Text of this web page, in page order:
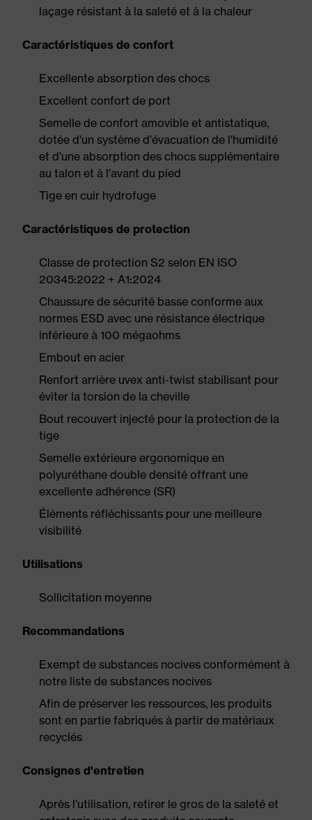
laçage résistant à la saleté et à la chaleur
Caractéristiques de confort
Excellente absorption des chocs
Excellent confort de port
Semelle de confort amovible et antistatique,
dotée d'un système d'évacuation de l'humidité
et d'une absorption des chocs supplémentaire
au talon et à l'avant du pied
Tige en cuir hydrofuge
Caractéristiques de protection
Classe de protection S2 selon EN ISO
20345:2022 + A1:2024
Chaussure de sécurité basse conforme aux
normes ESD avec une résistance électrique
inférieure à 100 mégaohms
Embout en acier
Renfort arrière uvex anti-twist stabilisant pour
éviter la torsion de la cheville
Bout recouvert injecté pour la protection de la
tige
Semelle extérieure ergonomique en
polyuréthane double densité offrant une
excellente adhérence (SR)
Éléments réfléchissants pour une meilleure
visibilité
Utilisations
Sollicitation moyenne
Recommandations
Exempt de substances nocives conformément à
notre liste de substances nocives
Afin de préserver les ressources, les produits
sont en partie fabriqués à partir de matériaux
recyclés
Consignes d'entretien
Après l'utilisation, retirer le gros de la saleté et